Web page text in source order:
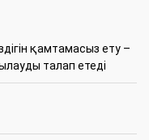
қамтамасыз ету –
талап етеді